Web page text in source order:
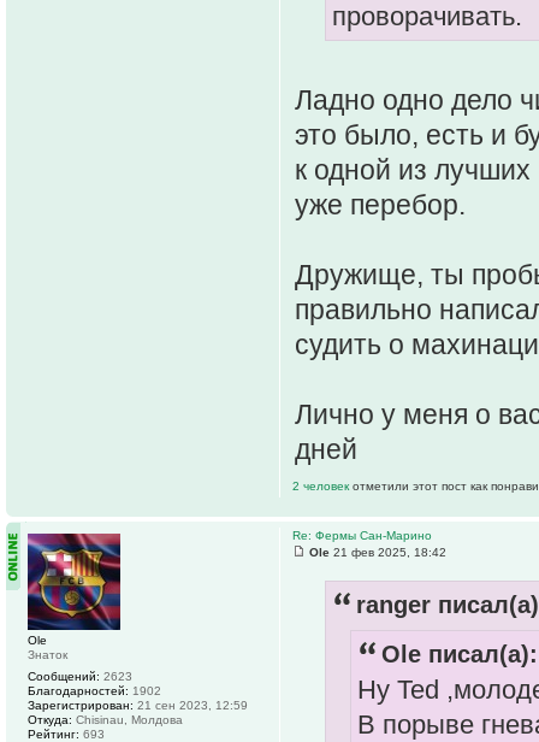
проворачивать.
Ладно одно дело
это было, есть и
к одной из
уже перебор.
Дружище, ты
правильно
судить о
Лично у меня о
дней
2 человек отметили этот пост как
Re: Фермы Сан-Марино
Ole 21 фев 2025, 18:42
ranger
Ole писал(а):
Ну Ted
В порыве
Ole
Знаток
Сообщений: 2623
Благодарностей: 1902
Зарегистрирован: 21 сен 2023, 12:59
Откуда: Chisinau, Молдова
Рейтинг: 693